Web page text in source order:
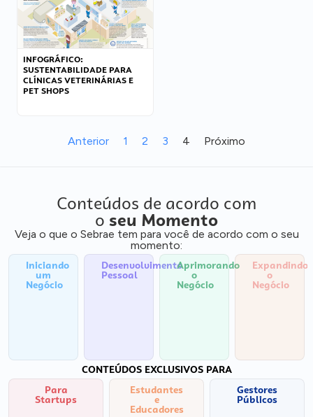
INFOGRÁFICO:
SUSTENTABILIDADE PARA
CLÍNICAS VETERINÁRIAS E
PET SHOPS
Anterior 1 2 3 4 Próximo
Conteúdos de acordo com
o seu Momento
Veja o que o Sebrae tem para você de acordo com o seu
momento:
Iniciando
um
Negócio
Desenvolvimento
Pessoal
Aprimorando
o
Negócio
Expandindo
o
Negócio
CONTEÚDOS EXCLUSIVOS PARA
Para
Startups
Estudantes
e
Educadores
Gestores
Públicos